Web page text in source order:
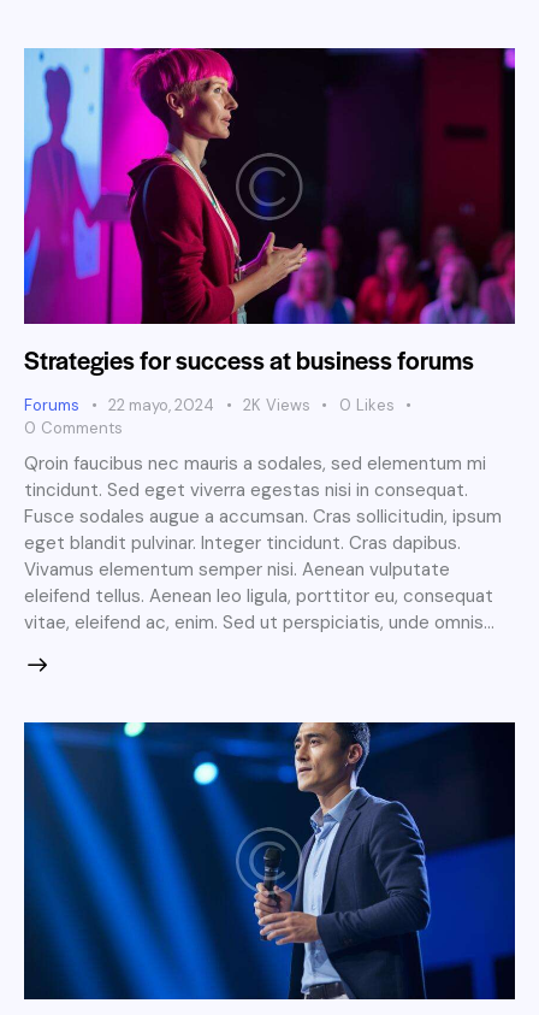
Strategies for success at business forums
Forums 22 mayo, 2024 2K Views 0 Likes
0 Comments
Qroin faucibus nec mauris a sodales, sed elementum mi
tincidunt. Sed eget viverra egestas nisi in consequat.
Fusce sodales augue a accumsan. Cras sollicitudin, ipsum
eget blandit pulvinar. Integer tincidunt. Cras dapibus.
Vivamus elementum semper nisi. Aenean vulputate
eleifend tellus. Aenean leo ligula, porttitor eu, consequat
vitae, eleifend ac, enim. Sed ut perspiciatis, unde omnis…